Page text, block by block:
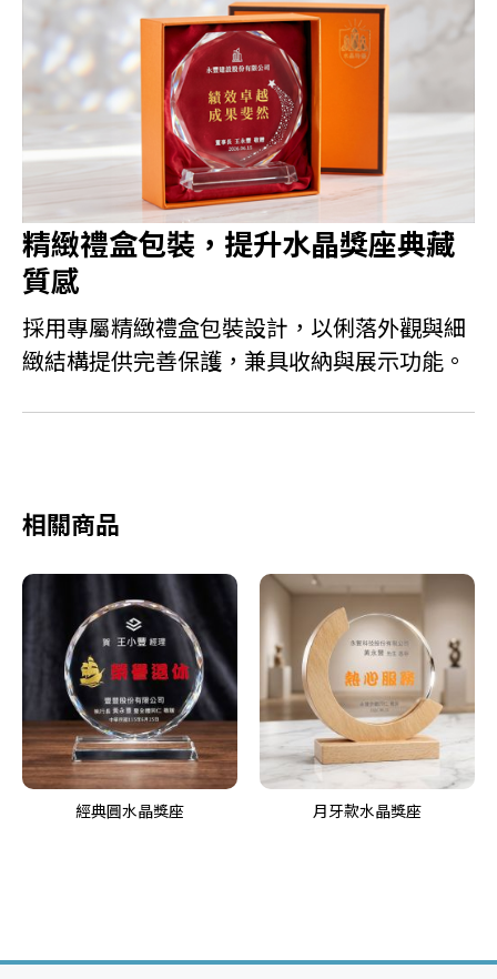
精緻禮盒包裝，提升水晶獎座典藏
質感
採用專屬精緻禮盒包裝設計，以俐落外觀與細
緻結構提供完善保護，兼具收納與展示功能。
相關商品
經典圓水晶獎座 月牙款水晶獎座